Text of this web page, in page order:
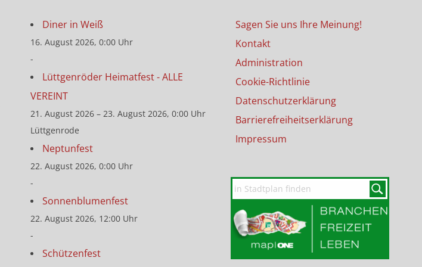
Diner in Weiß
16. August 2026, 0:00 Uhr
-
Lüttgenröder Heimatfest - ALLE
VEREINT
21. August 2026 – 23. August 2026, 0:00 Uhr
Lüttgenrode
Neptunfest
22. August 2026, 0:00 Uhr
-
Sonnenblumenfest
22. August 2026, 12:00 Uhr
-
Schützenfest
Sagen Sie uns Ihre Meinung!
Kontakt
Administration
Cookie-Richtlinie
Datenschutzerklärung
Barrierefreiheitserklärung
Impressum